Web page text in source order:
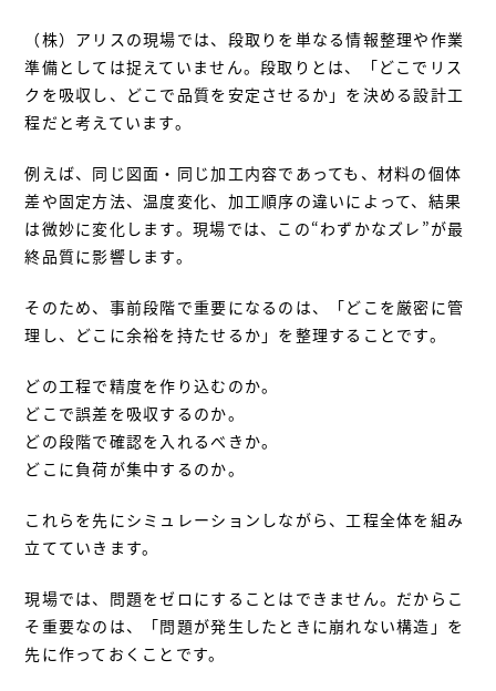
（株）アリスの現場では、段取りを単なる情報整理や作業
準備としては捉えていません。段取りとは、「どこでリス
クを吸収し、どこで品質を安定させるか」を決める設計工
程だと考えています。
例えば、同じ図面・同じ加工内容であっても、材料の個体
差や固定方法、温度変化、加工順序の違いによって、結果
は微妙に変化します。現場では、この“わずかなズレ”が最
終品質に影響します。
そのため、事前段階で重要になるのは、「どこを厳密に管
理し、どこに余裕を持たせるか」を整理することです。
どの工程で精度を作り込むのか。
どこで誤差を吸収するのか。
どの段階で確認を入れるべきか。
どこに負荷が集中するのか。
これらを先にシミュレーションしながら、工程全体を組み
立てていきます。
現場では、問題をゼロにすることはできません。だからこ
そ重要なのは、「問題が発生したときに崩れない構造」を
先に作っておくことです。